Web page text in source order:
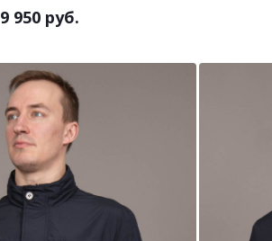
9 950 руб.